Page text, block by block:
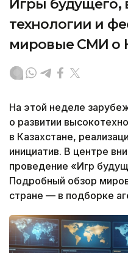
Игры будущего,
технологии и
мировые СМИ о
На этой неделе
о развитии
в Казахстане,
инициатив. В центре
проведение «Игр
Подробный обзор
стране — в подборке